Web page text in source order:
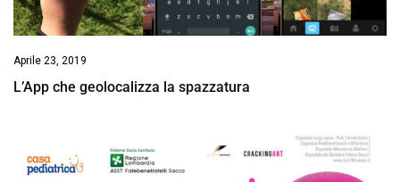
Aprile 23, 2019
L’App che geolocalizza la spazzatura